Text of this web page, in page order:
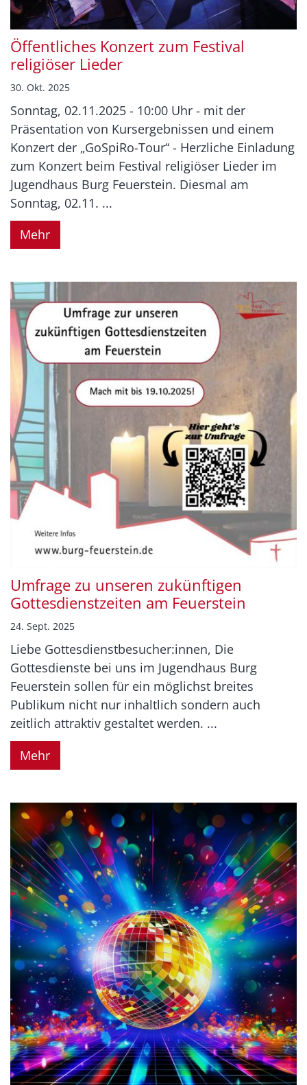
Öffentliches Konzert zum Festival
religiöser Lieder
30. Okt. 2025
Sonntag, 02.11.2025 - 10:00 Uhr - mit der
Präsentation von Kursergebnissen und einem
Konzert der „GoSpiRo-Tour“ - Herzliche Einladung
zum Konzert beim Festival religiöser Lieder im
Jugendhaus Burg Feuerstein. Diesmal am
Sonntag, 02.11. ...
Mehr
Umfrage zu unseren zukünftigen
Gottesdienstzeiten am Feuerstein
24. Sept. 2025
Liebe Gottesdienstbesucher:innen, Die
Gottesdienste bei uns im Jugendhaus Burg
Feuerstein sollen für ein möglichst breites
Publikum nicht nur inhaltlich sondern auch
zeitlich attraktiv gestaltet werden. ...
Mehr